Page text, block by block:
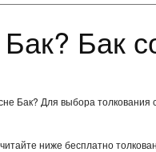
Бак? Бак
Бак? Для выбора
ниже бесплатно